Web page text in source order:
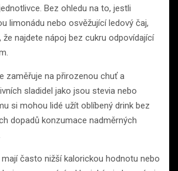
Bez ohledu na to, jestli
limonádu nebo osvěžující ledový čaj,
najdete nápoj bez cukru odpovídající
zaměřuje na přirozenou chuť a
sladidel jako jsou stevia nebo
si mohou lidé užít oblíbený drink bez
dopadů konzumace nadměrných
často nižší kalorickou hodnotu nebo